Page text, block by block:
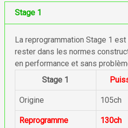
Stage 1
La reprogrammation Stage 1
rester dans les normes
en performance et sans
Stage 1
Origine 105ch
Reprogramme 130ch